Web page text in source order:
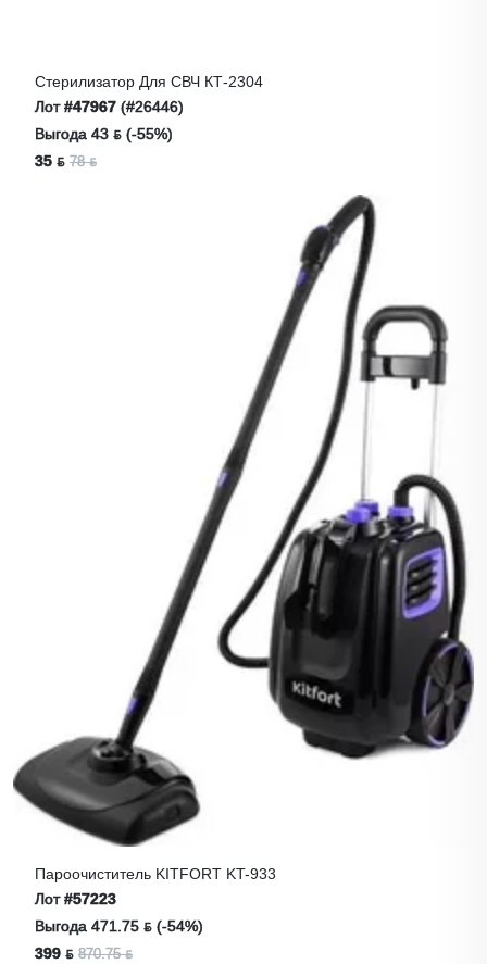
Стерилизатор Для СВЧ КТ-2304
Лот#47967 (#26446)
Выгода 43 ƃ (-55%)
35 ƃ 78 ƃ
Пароочиститель KITFORT KT-933
Лот#57223
Выгода 471.75 ƃ (-54%)
399 ƃ 870.75 ƃ